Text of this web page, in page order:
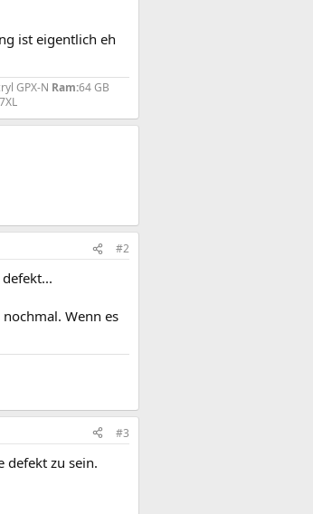
ist eigentlich eh
GPX-N Ram:64 GB
#2
Wenn es
#3
defekt zu sein.